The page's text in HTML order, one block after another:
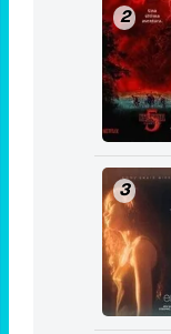
2
3